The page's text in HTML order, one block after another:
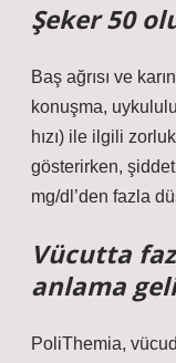
Şeker 50
Baş ağrısı ve
konuşma,
hızı) ile ilgili
gösterirken,
mg/dl’den fazla
Vücutta
anlama
PoliThemia,